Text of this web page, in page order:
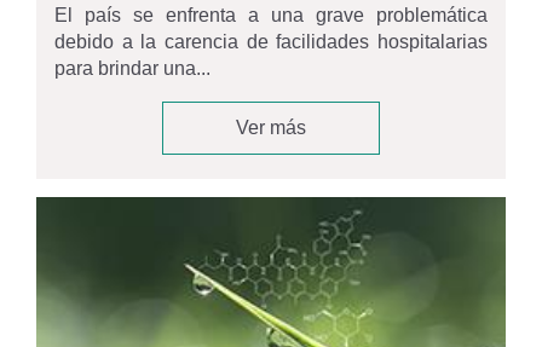
El país se enfrenta a una grave problemática
debido a la carencia de facilidades hospitalarias
para brindar una...
Ver más